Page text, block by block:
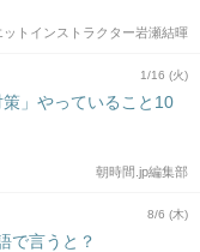
ットインストラクター岩瀬結暉
1/16 (火)
」やっていること10
朝時間.jp編集部
8/6 (木)
で言うと？